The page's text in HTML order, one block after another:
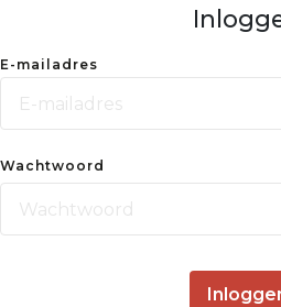
E-mailadres
Wachtwoord